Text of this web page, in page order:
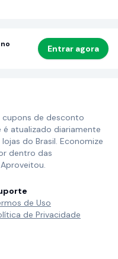
Entrar agora
de desconto
é atualizado diariamente
do Brasil. Economize
dentro das
de Uso
de Privacidade